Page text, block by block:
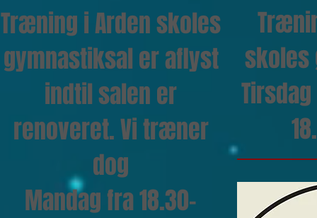
Træning i Arden skoles
gymnastiksal er aflyst
indtil salen er
renoveret. Vi træner
dog
Mandag fra 18.30-
skoles